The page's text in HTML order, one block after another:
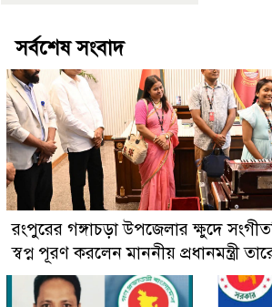
সর্বশেষ সংবাদ
রংপুরের গঙ্গাচড়া উপজেলার ক্ষুদে
স্বপ্ন পূরণ করলেন মাননীয় প্রধানমন্ত্রী